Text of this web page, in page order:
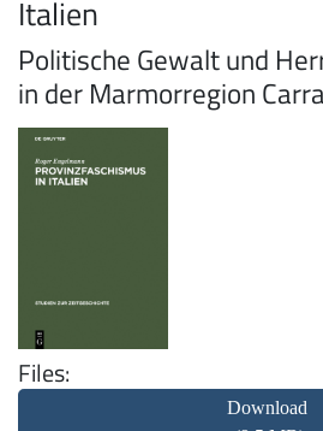
Italien
Politische Gewalt und
in der Marmorregion
Files
Download